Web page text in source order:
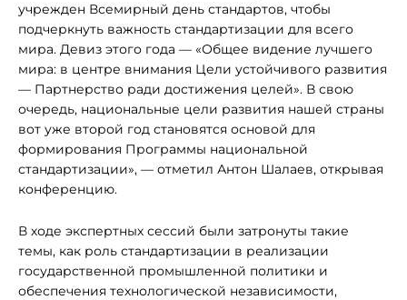
учрежден Всемирный день стандартов, чтобы
подчеркнуть важность стандартизации для всего
мира. Девиз этого года — «Общее видение лучшего
мира: в центре внимания Цели устойчивого развития
— Партнерство ради достижения целей». В свою
очередь, национальные цели развития нашей страны
вот уже второй год становятся основой для
формирования Программы национальной
стандартизации», — отметил Антон Шалаев, открывая
конференцию.
В ходе экспертных сессий были затронуты такие
темы, как роль стандартизации в реализации
государственной промышленной политики и
обеспечения технологической независимости,